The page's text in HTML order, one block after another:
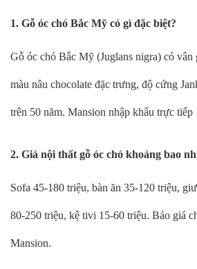
1. Gỗ óc chó Bắc Mỹ có gì đặc biệt?
Gỗ óc chó Bắc Mỹ (Juglans nigra) có vân
màu nâu chocolate đặc trưng, độ cứng
trên 50 năm. Mansion nhập khẩu trực
2. Giá nội thất gỗ óc chó khoảng bao
Sofa 45-180 triệu, bàn ăn 35-120 triệu,
80-250 triệu, kệ tivi 15-60 triệu. Báo giá
Mansion.